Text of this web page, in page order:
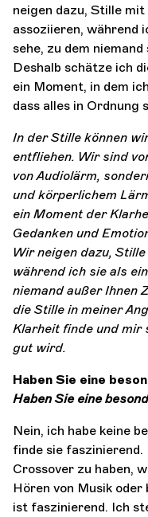
neigen dazu, Stille
assoziieren, während
sehe, zu dem
Deshalb schätze ich
ein Moment, in dem
dass alles in Ordnung
In der Stille können
entfliehen. Wir sind
von Audiolärm,
und körperlichem
ein Moment der
Gedanken und
Wir neigen dazu,
während ich sie als
niemand außer Ihnen
die Stille in meiner
Klarheit finde und mir
gut wird.
Haben Sie eine
Haben Sie eine
Nein, ich habe keine
finde sie faszinierend.
Crossover zu haben,
Hören von Musik
ist faszinierend. Ich